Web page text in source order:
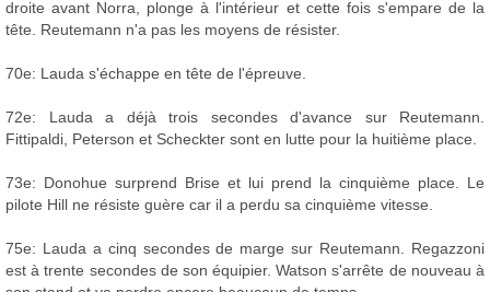
droite avant Norra, plonge à l'intérieur et cette fois s'empare de la
tête. Reutemann n'a pas les moyens de résister.
70e: Lauda s'échappe en tête de l'épreuve.
72e: Lauda a déjà trois secondes d'avance sur Reutemann.
Fittipaldi, Peterson et Scheckter sont en lutte pour la huitième place.
73e: Donohue surprend Brise et lui prend la cinquième place. Le
pilote Hill ne résiste guère car il a perdu sa cinquième vitesse.
75e: Lauda a cinq secondes de marge sur Reutemann. Regazzoni
est à trente secondes de son équipier. Watson s'arrête de nouveau à